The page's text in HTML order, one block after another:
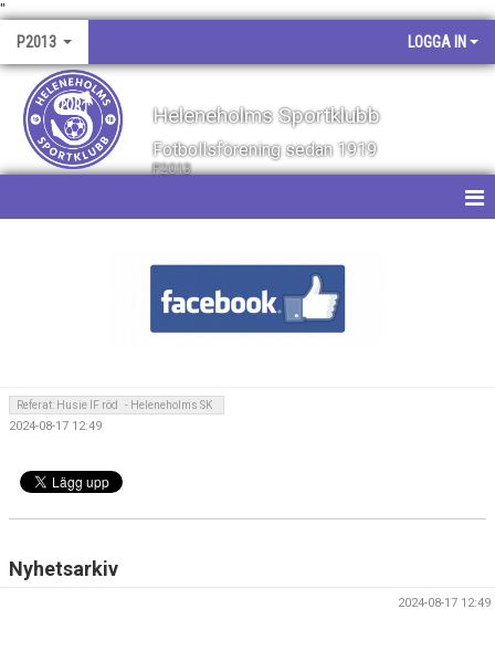
"
P2013 LOGGA IN
Heleneholms Sportklubb
Fotbollsförening sedan 1919
P2013
TRUPPEN
BILDGALLERI
KONTAKT
Referat: Husie IF röd - Heleneholms SK
2024-08-17 12:49
Nyhetsarkiv
2024-08-17 12:49